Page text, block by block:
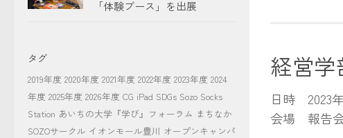
経営
日時 2023
会場 報告
「体験ブース」を出展
タグ
2019年度 2020年度 2021年度 2022年度 2023年度 2024
年度 2025年度 2026年度 CG iPad SDGs Sozo Socks
Station あいちの大学『学び』フォーラム まちなか
SOZOサークル イオンモール豊川 オープンキャンパ